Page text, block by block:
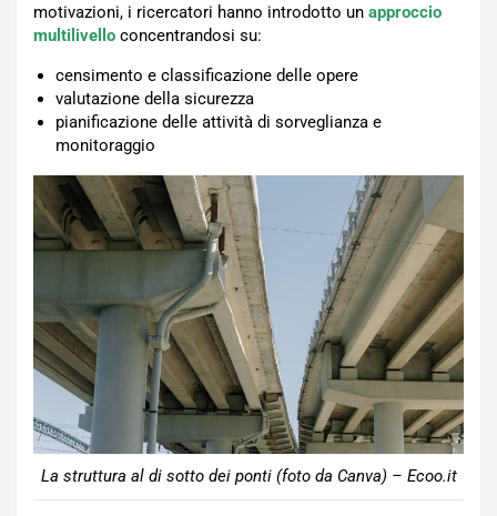
motivazioni, i ricercatori hanno introdotto un approccio
multilivello concentrandosi su:
censimento e classificazione delle opere
valutazione della sicurezza
pianificazione delle attività di sorveglianza e
monitoraggio
La struttura al di sotto dei ponti (foto da Canva) – Ecoo.it